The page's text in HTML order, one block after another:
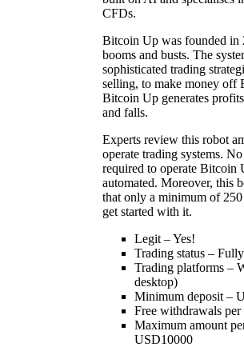
CFDs.
Bitcoin Up was founded in
booms and busts. The
sophisticated trading
selling, to make money off
Bitcoin Up generates
and falls.
Experts review this robot
operate trading systems.
required to operate Bitcoin
automated. Moreover, this
that only a minimum of
get started with it.
Legit – Yes!
Trading status –
Trading platforms –
desktop)
Minimum deposit –
Free withdrawals
Maximum amount
USD10000